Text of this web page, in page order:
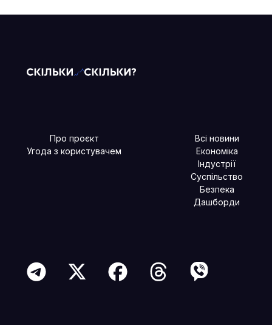
Про проєкт
Угода з користувачем
Всі новини
Економіка
Індустрії
Суспільство
Безпека
Дашборди
Читайте більше в наших соцмережах